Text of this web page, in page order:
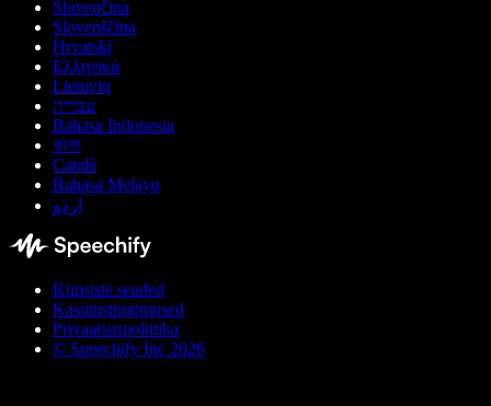
Slovenčina
Slovenščina
Hrvatski
Ελληνικά
Lietuvių
עברית
Bahasa Indonesia
বাংলা
Català
Bahasa Melayu
اردو
Küpsiste seaded
Kasutustingimused
Privaatsuspoliitika
© Speechify Inc 2026